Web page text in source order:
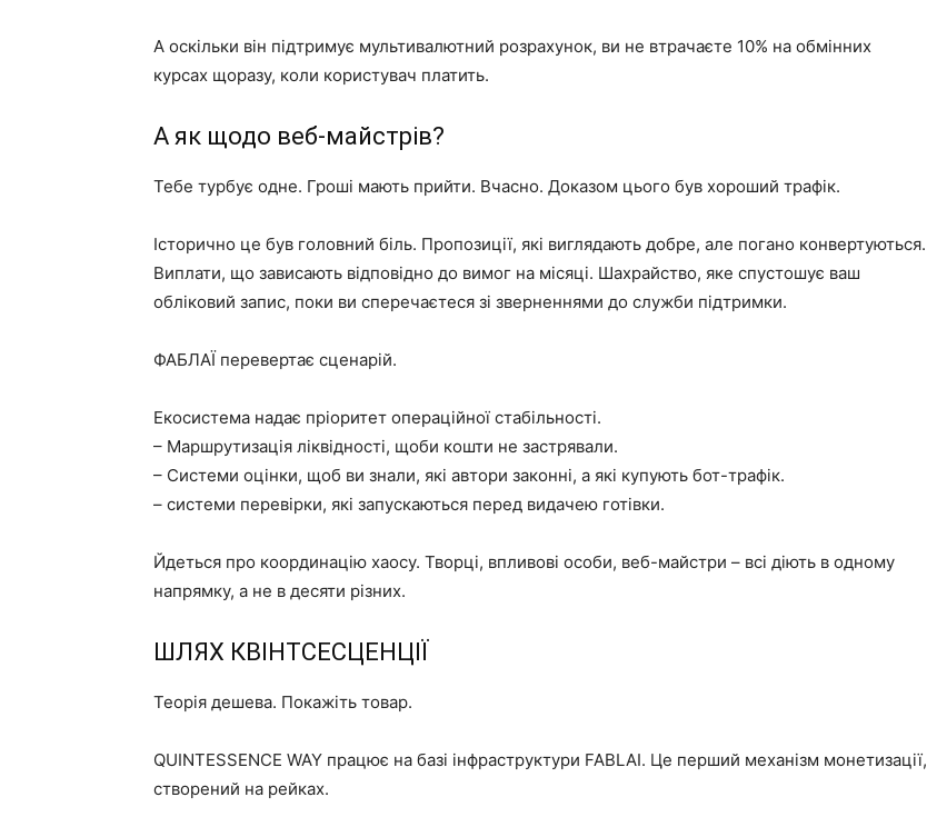
А оскільки він підтримує мультивалютний розрахунок, ви не втрачаєте 10% на обмінних
курсах щоразу, коли користувач платить.
А як щодо веб-майстрів?
Тебе турбує одне. Гроші мають прийти. Вчасно. Доказом цього був хороший трафік.
Історично це був головний біль. Пропозиції, які виглядають добре, але погано конвертуються.
Виплати, що зависають відповідно до вимог на місяці. Шахрайство, яке спустошує ваш
обліковий запис, поки ви сперечаєтеся зі зверненнями до служби підтримки.
ФАБЛАЇ перевертає сценарій.
Екосистема надає пріоритет операційної стабільності.
– Маршрутизація ліквідності, щоби кошти не застрявали.
– Системи оцінки, щоб ви знали, які автори законні, а які купують бот-трафік.
– системи перевірки, які запускаються перед видачею готівки.
Йдеться про координацію хаосу. Творці, впливові особи, веб-майстри – всі діють в одному
напрямку, а не в десяти різних.
ШЛЯХ КВІНТСЕСЦЕНЦІЇ
Теорія дешева. Покажіть товар.
QUINTESSENCE WAY працює на базі інфраструктури FABLAI. Це перший механізм монетизації,
створений на рейках.